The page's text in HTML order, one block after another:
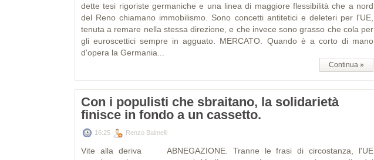
dette tesi rigoriste germaniche e una linea di maggiore flessibilità che a nord
del Reno chiamano immobilismo. Sono concetti antitetici e deleteri per l'UE,
tenuta a remare nella stessa direzione, e che invece sono grasso che cola per
gli euroscettici sempre in agguato. MERCATO. Quando è a corto di mano
d'opera la Germania...
Continua »
Con i populisti che sbraitano, la solidarietà
finisce in fondo a un cassetto.
16:25 Renzo Balmelli
Vite alla deriva ABNEGAZIONE. Tranne le frasi di circostanza, l'UE